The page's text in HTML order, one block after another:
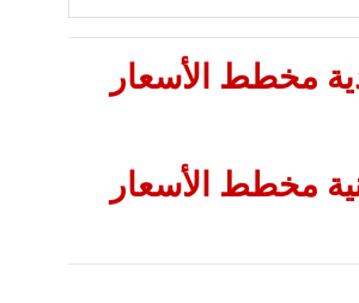
مخطط الأسعار
مخطط الأسعار